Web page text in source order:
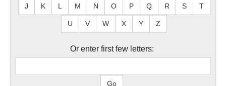
J K L M N O P Q R S T
U V W X Y Z
Or enter first few letters: